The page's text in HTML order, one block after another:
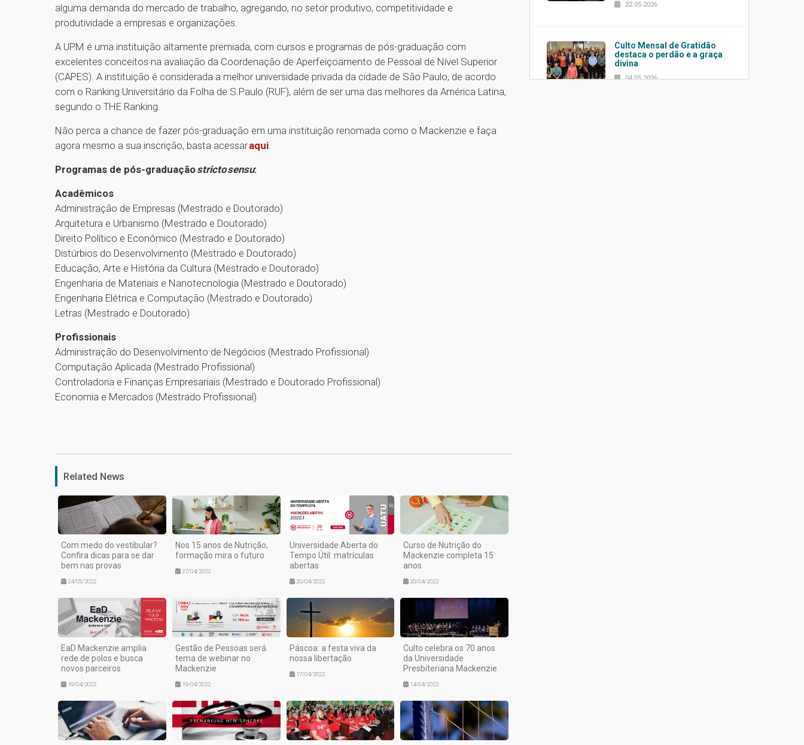
alguma demanda do mercado de trabalho, agregando, no setor produtivo, competitividade e
produtividade a empresas e organizações.
A UPM é uma instituição altamente premiada, com cursos e programas de pós-graduação com
excelentes conceitos na avaliação da Coordenação de Aperfeiçoamento de Pessoal de Nível Superior
(CAPES). A instituição é considerada a melhor universidade privada da cidade de São Paulo, de acordo
com o Ranking Universitário da Folha de S.Paulo (RUF), além de ser uma das melhores da América Latina,
segundo o THE Ranking.
Não perca a chance de fazer pós-graduação em uma instituição renomada como o Mackenzie e faça
agora mesmo a sua inscrição, basta acessaraqui
Programas de pós-graduaçãostricto sensu:
Acadêmicos
Administração de Empresas (Mestrado e Doutorado)
Arquitetura e Urbanismo (Mestrado e Doutorado)
Direito Político e Econômico (Mestrado e Doutorado)
Distúrbios do Desenvolvimento (Mestrado e Doutorado)
Educação, Arte e História da Cultura (Mestrado e Doutorado)
Engenharia de Materiais e Nanotecnologia (Mestrado e Doutorado)
Engenharia Elétrica e Computação (Mestrado e Doutorado)
Letras (Mestrado e Doutorado)
Profissionais
Administração do Desenvolvimento de Negócios (Mestrado Profissional)
Computação Aplicada (Mestrado Profissional)
Controladoria e Finanças Empresariais (Mestrado e Doutorado Profissional)
Economia e Mercados (Mestrado Profissional)
Related News
Com medo do vestibular?
Confira dicas para se dar
bem nas provas
24/05/2022
Nos 15 anos de Nutrição,
formação mira o futuro
27/04/2022
Universidade Aberta do
Tempo Útil: matrículas
abertas
20/04/2022
Curso de Nutrição do
Mackenzie completa 15
anos
20/04/2022
EaD Mackenzie amplia
rede de polos e busca
novos parceiros
19/04/2022
Gestão de Pessoas será
tema de webinar no
Mackenzie
19/04/2022
Páscoa: a festa viva da
nossa libertação
17/04/2022
Culto celebra os 70 anos
da Universidade
Presbiteriana Mackenzie
14/04/2022
22.05.2026
Culto Mensal de Gratidão
destaca o perdão e a graça
divina
04.05.2026